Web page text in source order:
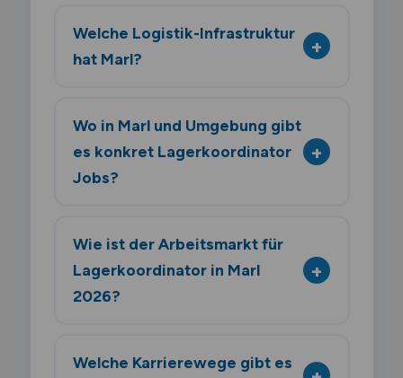
Welche Logistik-Infrastruktur
hat Marl?
Wo in Marl und Umgebung gibt
es konkret Lagerkoordinator
Jobs?
Wie ist der Arbeitsmarkt für
Lagerkoordinator in Marl
2026?
Welche Karrierewege gibt es